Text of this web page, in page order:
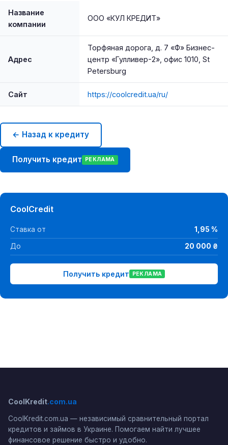
Название
компании
ООО «КУЛ КРЕДИТ»
Адрес
Торфяная дорога, д. 7 «Ф» Бизнес-
центр «Гулливер-2», офис 1010, St
Petersburg
Сайт https://coolcredit.ua/ru/
← Назад к кредиту
Получить кредит РЕКЛАМА
CoolCredit
Ставка от 1,95 %
До 20 000 ₴
Получить кредит РЕКЛАМА
CoolKredit.com.ua
CoolKredit.com.ua — независимый сравнительный портал
кредитов и займов в Украине. Помогаем найти лучшее
финансовое решение быстро и удобно.